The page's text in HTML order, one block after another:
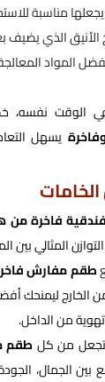
يجعلها مناسبة
الذي يضيف
المواد المعالجة
في الوقت نفسه،
يسهل
فاخرة من
المثالي بين
طقم مفارش
ليمنحك
من الداخل.
من كل طقم
الجمال،